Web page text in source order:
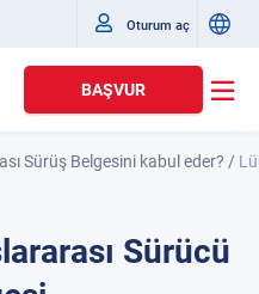
Oturum aç
BAŞVUR
Sürüş Belgesini kabul eder? /
Sürücü